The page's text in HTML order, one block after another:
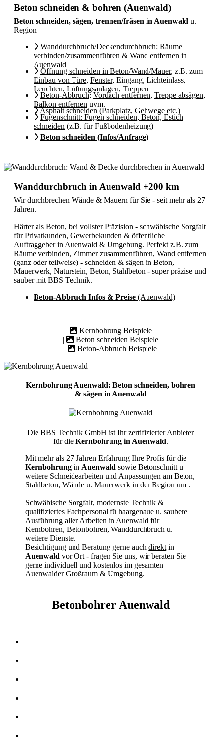
Beton schneiden & bohren (Auenwald)
Beton schneiden, sägen, trennen/fräsen in Auenwald u.
Region
Wanddurchbruch/Deckendurchbruch: Räume
verbinden/zusammenführen & Wand entfernen in
Auenwald
Öffnung schneiden in Beton/Wand/Mauer, z.B. zum
Einbau von Türe, Fenster, Eingang, Lichteinlass,
Leuchten, Lüftungsanlagen, Treppen
Beton-Abbruch:Vordach entfernen, Treppe absägen,
Balkon entfernen uvm.
Asphalt schneiden (Parkplatz, Gehwege etc.)
Fugenschnitt: Fugen schneiden, Beton, Estich
schneiden (z.B. für Fußbodenheizung)
Beton schneiden (Infos/Anfrage)
Wanddurchbruch in Auenwald +200 km
Wir durchbrechen Wände & Mauern für Sie - seit mehr als 27
Jahren.
Härter als Beton, bei vollster Präzision - schwäbische Sorgfalt
für Privatkunden, Gewerbekunden & öffentliche
Auftraggeber in Auenwald & Umgebung. Perfekt z.B. zum
Räume verbinden, Zimmer zusammenführen, Wand entfernen
(ganz oder teilweise) - schneiden & sägen in Beton,
Mauerwerk, Naturstein, Beton, Stahlbeton - super präzise und
sauber mit BBS Technik.
Beton-Abbruch Infos & Preise (Auenwald)
Kernbohrung Beispiele
|
Beton schneiden Beispiele
|
Beton-Abbruch Beispiele
Kernbohrung Auenwald: Beton schneiden, bohren
& sägen in Auenwald
Die BBS Technik GmbH ist Ihr zertifizierter Anbieter
für die Kernbohrung in Auenwald.
Mit mehr als 27 Jahren Erfahrung Ihre Profis für die
Kernbohrung in Auenwald sowie Betonschnitt u.
weitere Schneidearbeiten und Anpassungen am Beton,
Stahlbeton, Wände u. Mauerwerk in der Region um .
Schwäbische Sorgfalt, modernste Technik &
qualifiziertes Fachpersonalfü haargenaue u. saubere
Ausführung aller Arbeitenin Auenwald für
Kernbohren, Betonbohren, Wanddurchbruch u.
weitere Dienste.
Besichtigung und Beratung gerne auchdirekt in
Auenwald vor Ort - fragen Sie uns, wir beraten Sie
gerne individuell und kostenlos im gesamten
Auenwalder Großraum & Umgebung.
Betonbohrer Auenwald